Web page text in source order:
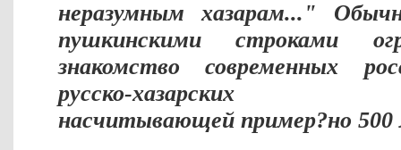
неразумным хазарам..."
пушкинскими строками
знакомство современных
русско-хазарских
насчитывающей пример?но 500